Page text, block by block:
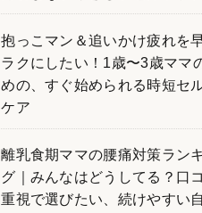
抱っこマン＆追いかけ疲れを
ラクにしたい！1歳〜3歳ママ
めの、すぐ始められる時短セ
ケア
離乳食期ママの腰痛対策ラン
グ｜みんなはどうしてる？口
重視で選びたい、続けやすい